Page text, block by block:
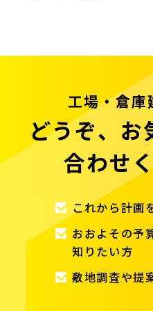
工場・倉庫
どうぞ、お
合わせ
これから計画
おおよその予
知りたい方
敷地調査や提